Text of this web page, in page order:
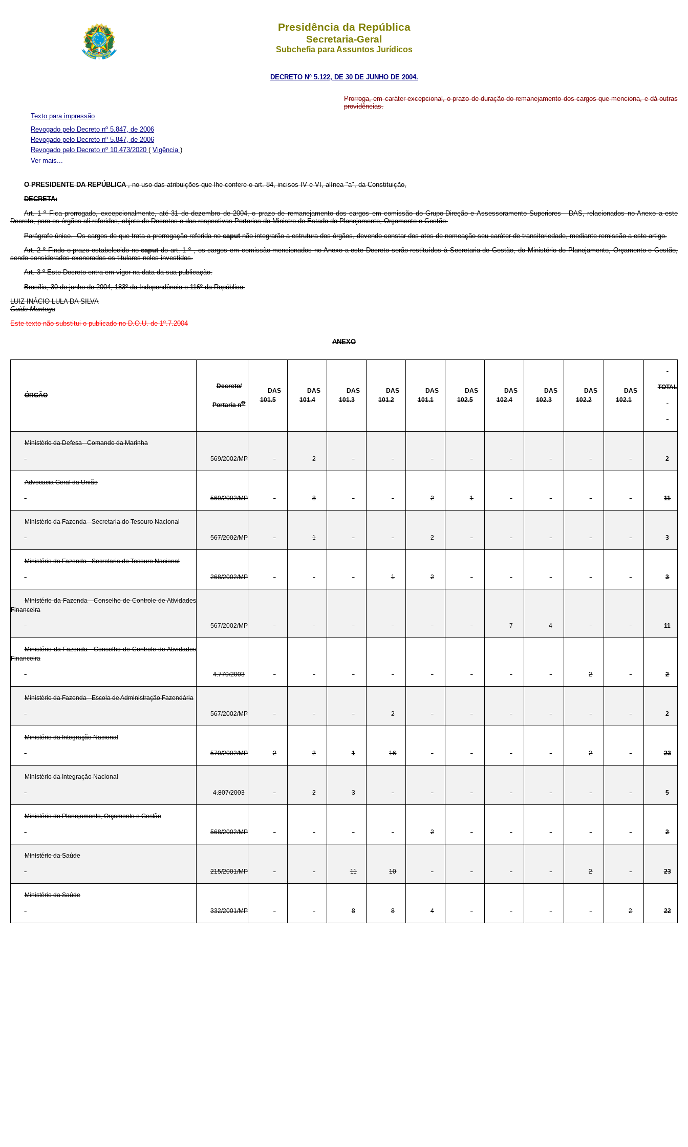
Presidência da República
Secretaria-Geral
Subchefia para Assuntos Jurídicos
DECRETO Nº 5.122, DE 30 DE JUNHO DE 2004.
Prorroga, em caráter excepcional, o prazo de duração do remanejamento dos cargos que menciona, e dá outras
providências.
Ver mais...
Texto para impressão
Revogado pelo Decreto nº 5.847, de 2006
Revogado pelo Decreto nº 5.847, de 2006
Revogado pelo Decreto nº 10.473/2020 ( Vigência )
O PRESIDENTE DA REPÚBLICA, no uso das atribuições que lhe confere o art. 84, incisos IV e VI, alínea "a", da Constituição,
DECRETA:
Art. 1ºFica prorrogado, excepcionalmente, até 31 de dezembro de 2004, o prazo de remanejamento dos cargos em comissão do Grupo-Direção e Assessoramento Superiores - DAS, relacionados no Anexo a este
Decreto, para os órgãos ali referidos, objeto de Decretos e das respectivas Portarias do Ministro de Estado do Planejamento, Orçamento e Gestão.
Parágrafo único. Os cargos de que trata a prorrogação referida nocaputnão integrarão a estrutura dos órgãos, devendo constar dos atos de nomeação seu caráter de transitoriedade, mediante remissão a este artigo.
Art. 2ºFindo o prazo estabelecido nocaputdo art. 1º, os cargos em comissão mencionados no Anexo a este Decreto serão restituídos à Secretaria de Gestão, do Ministério do Planejamento, Orçamento e Gestão,
sendo considerados exonerados os titulares neles investidos.
Art. 3ºEste Decreto entra em vigor na data da sua publicação.
Brasília, 30 de junho de 2004; 183º da Independência e 116º da República.
LUIZ INÁCIO LULA DA SILVA
Guido Mantega
Este texto não substitui o publicado no D.O.U. de 1º.7.2004
ANEXO
ÓRGÃO
Decreto/
Portaria no
DAS
101.5
DAS
101.4
DAS
101.3
DAS
101.2
DAS
101.1
DAS
102.5
DAS
102.4
DAS
102.3
DAS
102.2
DAS
102.1
TOTAL
Ministério da Defesa - Comando da Marinha
569/2002/MP - 2 - - - - - - - - 2
Advocacia Geral da União
569/2002/MP - 8 - - 2 1 - - - - 11
Ministério da Fazenda - Secretaria do Tesouro Nacional
567/2002/MP - 1 - - 2 - - - - - 3
Ministério da Fazenda - Secretaria do Tesouro Nacional
268/2002/MP - - - 1 2 - - - - - 3
Ministério da Fazenda - Conselho de Controle de Atividades
Financeira
567/2002/MP - - - - - - 7 4 - - 11
Ministério da Fazenda - Conselho de Controle de Atividades
Financeira
4.770/2003 - - - - - - - - 2 - 2
Ministério da Fazenda - Escola de Administração Fazendária
567/2002/MP - - - 2 - - - - - - 2
Ministério da Integração Nacional
570/2002/MP 2 2 1 16 - - - - 2 - 23
Ministério da Integração Nacional
4.807/2003 - 2 3 - - - - - - - 5
Ministério do Planejamento, Orçamento e Gestão
568/2002/MP - - - - 2 - - - - - 2
Ministério da Saúde
215/2001/MP - - 11 10 - - - - 2 - 23
Ministério da Saúde
332/2001/MP - - 8 8 4 - - - - 2 22